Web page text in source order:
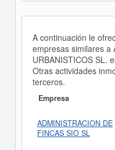
A continuación le
empresas similares a
URBANISTICOS SL.
Otras actividades
terceros.
Empresa
ADMINISTRACION DE
FINCAS SIO SL